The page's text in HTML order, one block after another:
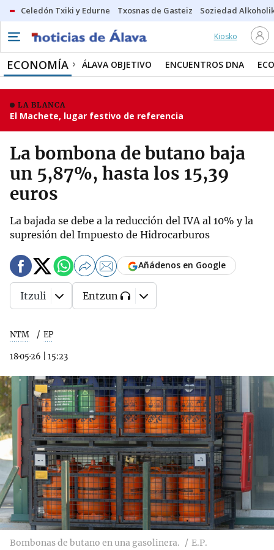
Celedón Txiki y Edurne Txosnas de Gasteiz Soziedad
Kiosko
ECONOMÍA ÁLAVA OBJETIVO ENCUENTROS DNA
LA BLANCA
El Machete, lugar festivo de referencia
La bombona de butano baja
un 5,87%, hasta los 15,39
euros
La bajada se debe a la reducción del IVA al 10% y la
supresión del Impuesto de Hidrocarburos
NTM EP
18·05·26 15:23
Añádenos en Google
Itzuli Entzun
Bombonas de butano en una gasolinera. E.P.